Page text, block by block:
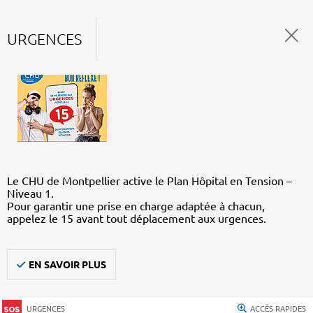
URGENCES
Le CHU de Montpellier active le Plan Hôpital en Tension –
Niveau 1.
Pour garantir une prise en charge adaptée à chacun,
appelez le 15 avant tout déplacement aux urgences.
EN SAVOIR PLUS
URGENCES ACCÈS RAPIDES